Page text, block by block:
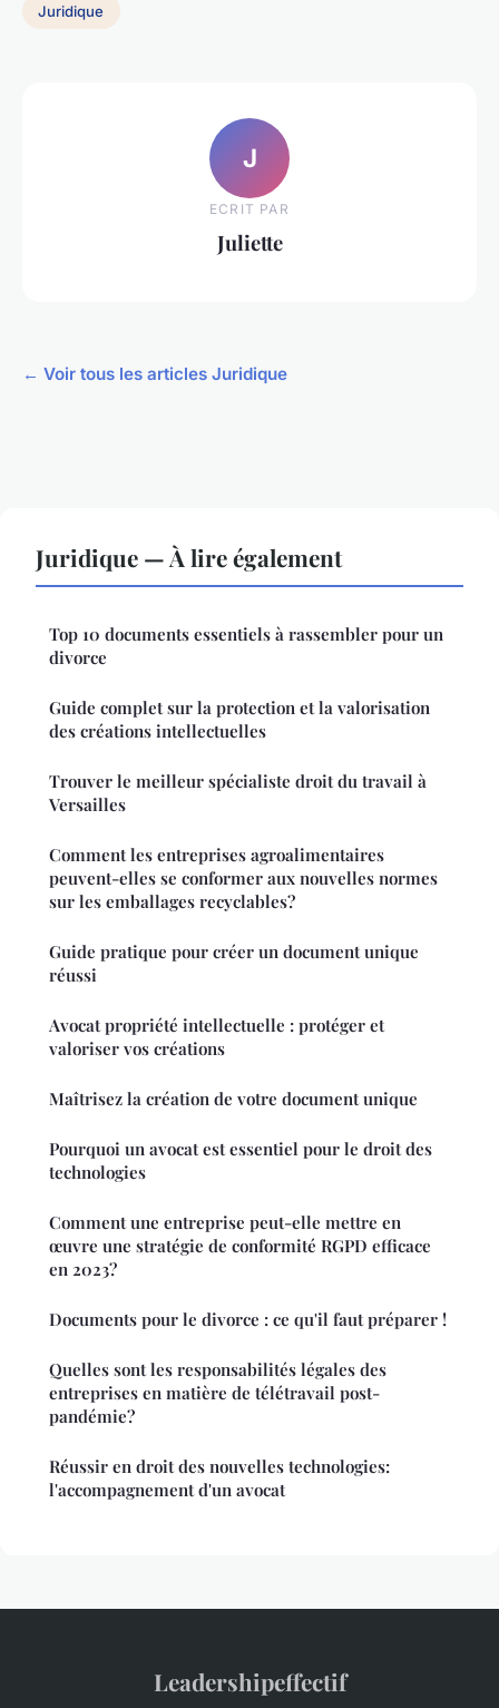
Juridique
J
ECRIT PAR
Juliette
← Voir tous les articles Juridique
Juridique — À lire également
Top 10 documents essentiels à rassembler pour un
divorce
Guide complet sur la protection et la valorisation
des créations intellectuelles
Trouver le meilleur spécialiste droit du travail à
Versailles
Comment les entreprises agroalimentaires
peuvent-elles se conformer aux nouvelles normes
sur les emballages recyclables?
Guide pratique pour créer un document unique
réussi
Avocat propriété intellectuelle : protéger et
valoriser vos créations
Maîtrisez la création de votre document unique
Pourquoi un avocat est essentiel pour le droit des
technologies
Comment une entreprise peut-elle mettre en
œuvre une stratégie de conformité RGPD efficace
en 2023?
Documents pour le divorce : ce qu'il faut préparer !
Quelles sont les responsabilités légales des
entreprises en matière de télétravail post-
pandémie?
Réussir en droit des nouvelles technologies:
l'accompagnement d'un avocat
Leadershipeffectif